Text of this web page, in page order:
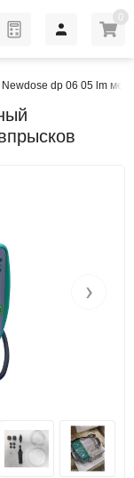
0
Newdose dp 06 05 lm
›